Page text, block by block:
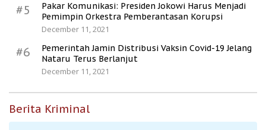
#5
Pakar Komunikasi: Presiden Jokowi Harus Menjadi
Pemimpin Orkestra Pemberantasan Korupsi
December 11, 2021
#6
Pemerintah Jamin Distribusi Vaksin Covid-19 Jelang
Nataru Terus Berlanjut
December 11, 2021
Berita Kriminal